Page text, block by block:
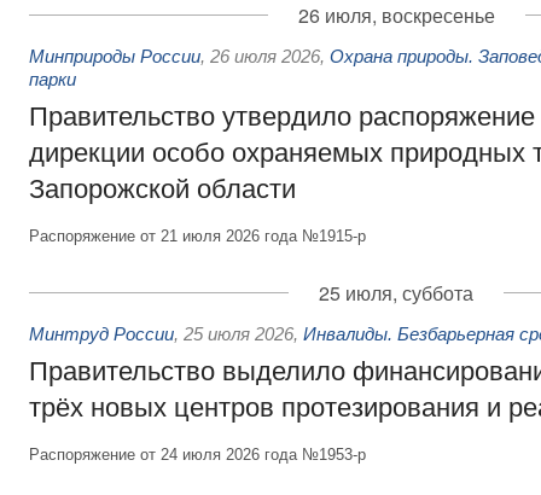
26 июля, воскресенье
Минприроды России, 26 июля 2026, Охрана природы.
парки
Правительство утвердило
дирекции особо охраняемых природных
Запорожской области
Распоряжение от 21 июля 2026 года №1915-р
25 июля, суббота
Минтруд России, 25 июля 2026, Инвалиды. Безбарьерная
Правительство выделило
трёх новых центров протезирования и
Распоряжение от 24 июля 2026 года №1953-р